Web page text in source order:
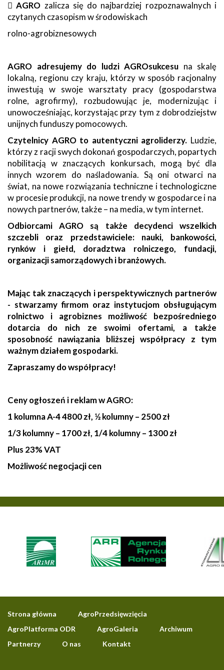
AGRO zalicza się do najbardziej rozpoznawalnych i
czytanych czasopism w środowiskach
rolno-agrobiznesowych
AGRO adresujemy do ludzi AGROsukcesu na skalę
lokalną, regionu czy kraju, którzy w sposób racjonalny
inwestują w swoje warsztaty pracy (gospodarstwa
rolne, agrofirmy), rozbudowując je, modernizując i
unowocześniając, korzystając przy tym z dobrodziejstw
unijnych funduszy pomocowych.
Czytelnicy AGRO to autentyczni agroliderzy. Ludzie,
którzy z racji swych dokonań gospodarczych, popartych
nobilitacją w znaczących konkursach, mogą być dla
innych wzorem do naśladowania. Są oni otwarci na
świat, na nowe rozwiązania techniczne i technologiczne
w procesie produkcji, na nowe trendy w gospodarce i na
nowych partnerów, także – na media, w tym internet.
Odbiorcami AGRO są także decydenci wszelkich
szczebli oraz przedstawiciele: nauki, bankowości,
rynków i giełd, doradztwa rolniczego, fundacji,
organizacji samorządowych i branżowych.
Mając tak znaczących i perspektywicznych partnerów
- stwarzamy firmom oraz instytucjom obsługującym
rolnictwo i agrobiznes możliwość bezpośredniego
dotarcia do nich ze swoimi ofertami, a także
sposobność nawiązania bliższej współpracy z tym
ważnym działem gospodarki.
Zapraszamy do współpracy!
Ceny ogłoszeń i reklam w AGRO:
1 kolumna A-4 4800 zł, ½ kolumny – 2500 zł
1/3 kolumny – 1700 zł, 1/4 kolumny – 1300 zł
Plus 23% VAT
Możliwość negocjacji cen
Strona główna
AgroPrzedsięwzięcia
AgroPlatforma ODR
AgroGaleria
Archiwum
Partnerzy
O nas Kontakt